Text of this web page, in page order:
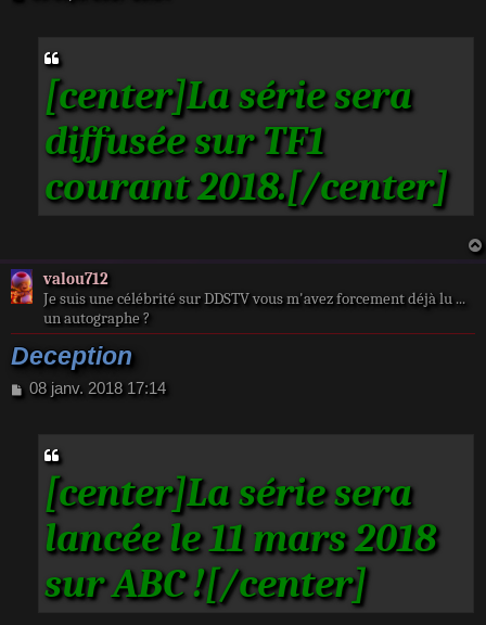
[center]La série sera
diffusée sur TF1
courant 2018.[/center]
valou712
Je suis une célébrité sur DDSTV vous m'avez forcement déjà lu ...
un autographe ?
Deception
M
08 janv. 2018 17:14
[center]La série sera
lancée le 11 mars 2018
sur ABC ![/center]